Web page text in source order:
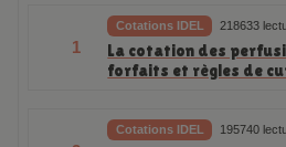
1
Cotations IDEL 218633
La cotation des
forfaits et règles de
Cotations IDEL 195740